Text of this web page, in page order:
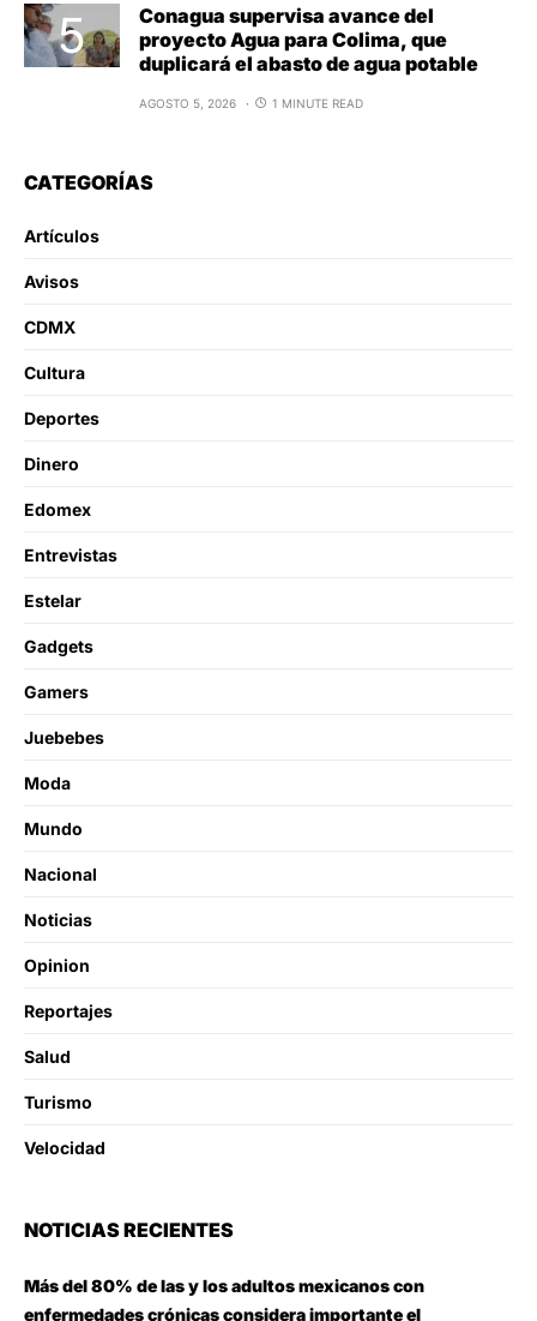
Conagua supervisa avance del
proyecto Agua para Colima, que
duplicará el abasto de agua potable
AGOSTO 5, 2026 1 MINUTE READ
CATEGORÍAS
Artículos
Avisos
CDMX
Cultura
Deportes
Dinero
Edomex
Entrevistas
Estelar
Gadgets
Gamers
Juebebes
Moda
Mundo
Nacional
Noticias
Opinion
Reportajes
Salud
Turismo
Velocidad
NOTICIAS RECIENTES
Más del 80% de las y los adultos mexicanos con
enfermedades crónicas considera importante el